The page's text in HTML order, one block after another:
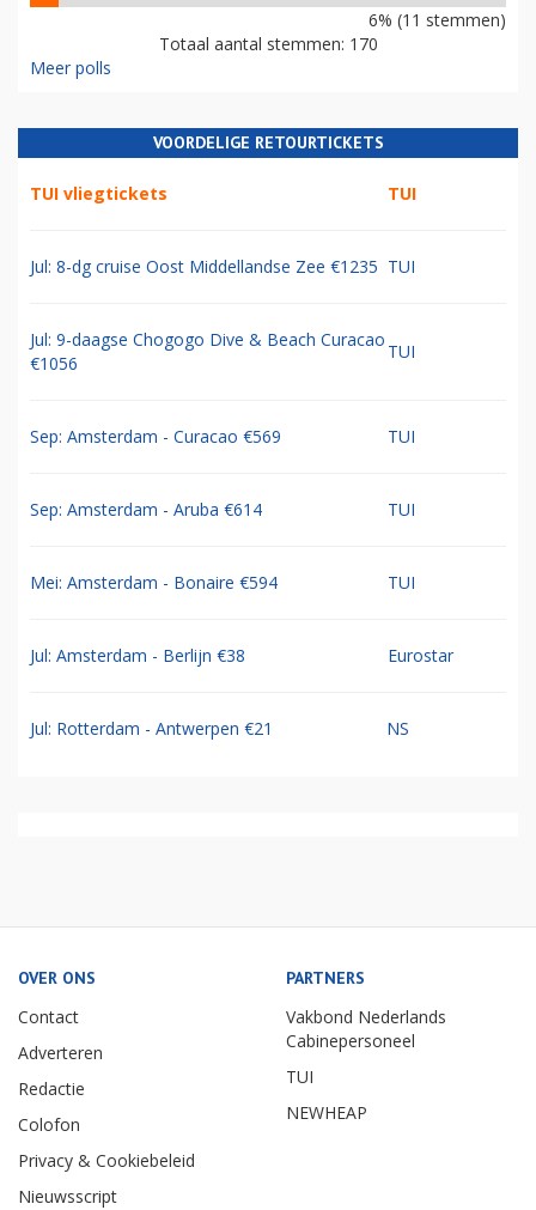
6% (11 stemmen)
Totaal aantal stemmen: 170
Meer polls
VOORDELIGE RETOURTICKETS
TUI vliegtickets TUI
Jul: 8-dg cruise Oost Middellandse Zee €1235 TUI
Jul: 9-daagse Chogogo Dive & Beach Curacao
€1056
TUI
Sep: Amsterdam - Curacao €569 TUI
Sep: Amsterdam - Aruba €614 TUI
Mei: Amsterdam - Bonaire €594 TUI
Jul: Amsterdam - Berlijn €38 Eurostar
Jul: Rotterdam - Antwerpen €21 NS
OVER ONS
Contact
Adverteren
Redactie
Colofon
Privacy & Cookiebeleid
Nieuwsscript
PARTNERS
Vakbond Nederlands
Cabinepersoneel
TUI
NEWHEAP